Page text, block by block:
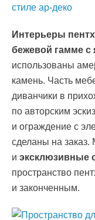
Интерьеры
бежевой гамме с
использованы
камень. Часть
диванчики в
по авторским
и ограждение с
сделаны на заказ.
и эксклюзивные
пространство
и законченным.